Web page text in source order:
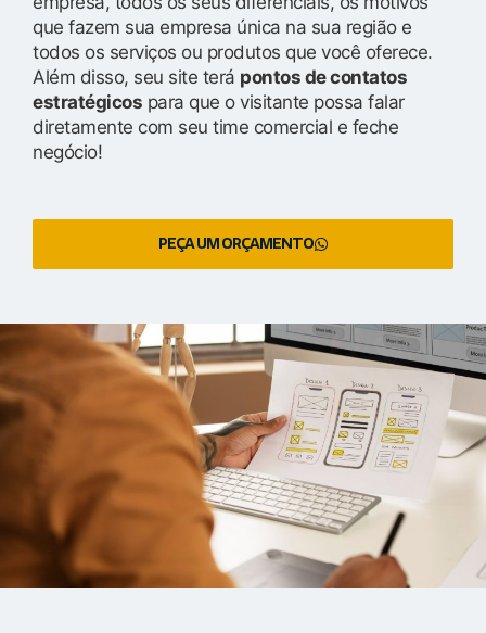
que fazem sua empresa única na sua região e
todos os serviços ou produtos que você oferece.
Além disso, seu site terá pontos de contatos
estratégicos para que o visitante possa falar
diretamente com seu time comercial e feche
negócio!
PEÇA UM ORÇAMENTO